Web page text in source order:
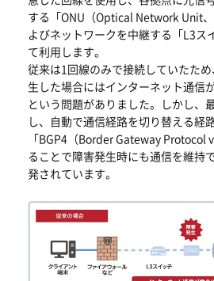
する「ONU（Optical Network Unit
よびネットワークを中継する「L3ス
て利用します。
従来は1回線のみで接続していたた
生した場合にはインターネット通信
という問題がありました。しかし、
し、自動で通信経路を切り替える経
「BGP4（Border Gateway Protocol
ることで障害発生時にも通信を維持
発されています。